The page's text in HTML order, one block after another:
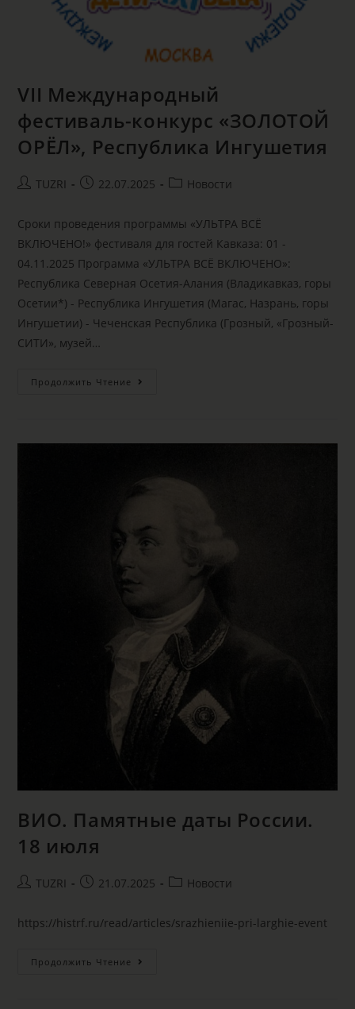
VII Международный
фестиваль-конкурс «ЗОЛОТОЙ
ОРЁЛ», Республика Ингушетия
TUZRI 22.07.2025 Новости
Сроки проведения программы «УЛЬТРА ВСЁ
ВКЛЮЧЕНО!» фестиваля для гостей Кавказа: 01 -
04.11.2025 Программа «УЛЬТРА ВСЁ ВКЛЮЧЕНО»:
Республика Северная Осетия-Алания (Владикавказ, горы
Осетии*) - Республика Ингушетия (Магас, Назрань, горы
Ингушетии) - Чеченская Республика (Грозный, «Грозный-
СИТИ», музей…
Продолжить Чтение
ВИО. Памятные даты России.
18 июля
TUZRI 21.07.2025 Новости
https://histrf.ru/read/articles/srazhieniie-pri-larghie-event
Продолжить Чтение